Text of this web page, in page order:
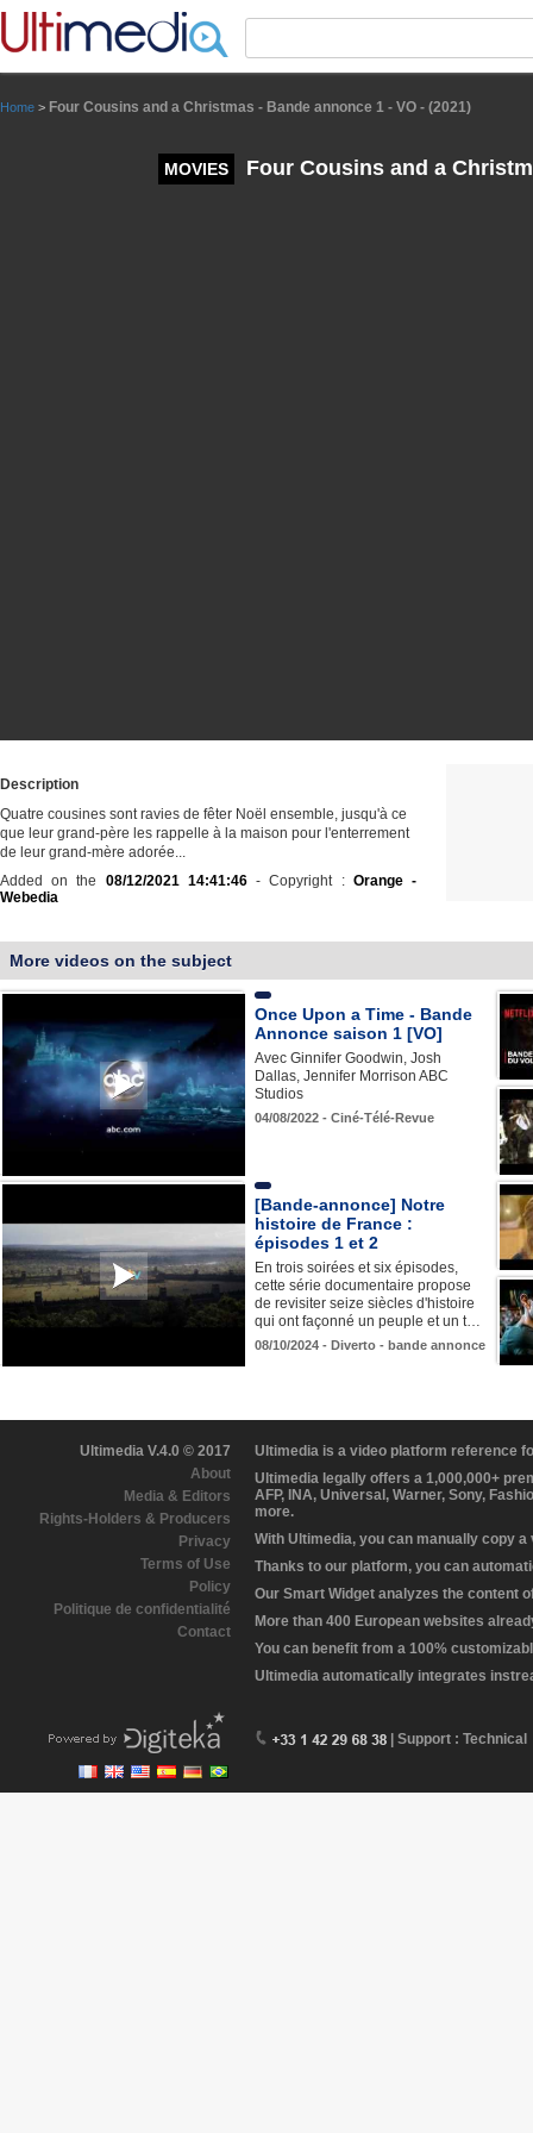
Home > Four Cousins and a Christmas - Bande annonce 1 - VO - (2021)
MOVIES Four Cousins and a
Description
Quatre cousines sont ravies de fêter Noël ensemble, jusqu'à ce
que leur grand-père les rappelle à la maison pour l'enterrement
de leur grand-mère adorée...
Added on the 08/12/2021 14:41:46- Copyright : Orange -
Webedia
More videos on the subject
Once Upon a Time - Bande
Annonce saison 1 [VO]
Avec Ginnifer Goodwin, Josh
Dallas, Jennifer Morrison ABC
Studios
04/08/2022 - Ciné-Télé-Revue
[Bande-annonce] Notre
histoire de France :
épisodes 1 et 2
En trois soirées et six épisodes,
cette série documentaire propose
de revisiter seize siècles d'histoire
qui ont façonné un peuple et un t…
08/10/2024 - Diverto - bande annonce
Ultimedia V.4.0 © 2017
About
Media & Editors
Rights-Holders & Producers
Privacy
Terms of Use
Policy
Politique de confidentialité
Contact
Ultimedia is a video platform reference
Ultimedia legally offers a 1,000,000+
AFP, INA, Universal, Warner, Sony,
more.
With Ultimedia, you can manually copy
Thanks to our platform, you can
Our Smart Widget analyzes the content
More than 400 European websites
You can benefit from a 100%
Ultimedia automatically integrates
| Support : Technical
Panneau de gestion des cookies